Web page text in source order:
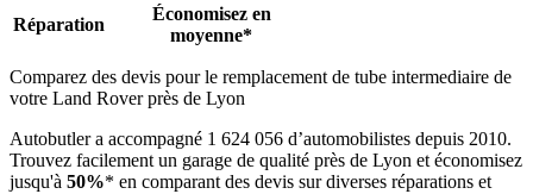
Réparation
Économisez en
moyenne*
Comparez des devis pour le remplacement de tube intermediaire de
votre Land Rover près de Lyon
Autobutler a accompagné 1 624 056 d’automobilistes depuis 2010.
Trouvez facilement un garage de qualité près de Lyon et économisez
jusqu'à 50%* en comparant des devis sur diverses réparations et